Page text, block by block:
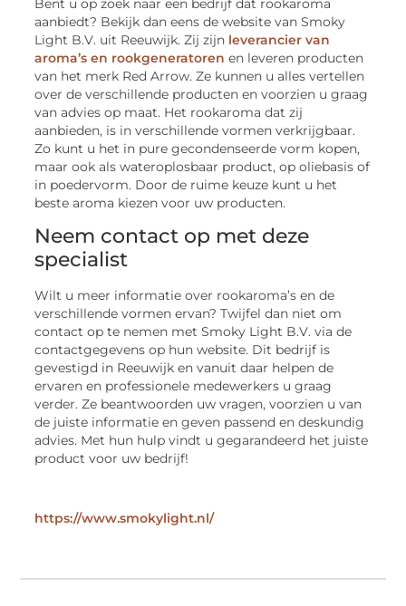
Bent u op zoek naar een bedrijf dat rookaroma
aanbiedt? Bekijk dan eens de website van Smoky
Light B.V. uit Reeuwijk. Zij zijn leverancier van
aroma’s en rookgeneratoren en leveren producten
van het merk Red Arrow. Ze kunnen u alles vertellen
over de verschillende producten en voorzien u graag
van advies op maat. Het rookaroma dat zij
aanbieden, is in verschillende vormen verkrijgbaar.
Zo kunt u het in pure gecondenseerde vorm kopen,
maar ook als wateroplosbaar product, op oliebasis of
in poedervorm. Door de ruime keuze kunt u het
beste aroma kiezen voor uw producten.
Neem contact op met deze
specialist
Wilt u meer informatie over rookaroma’s en de
verschillende vormen ervan? Twijfel dan niet om
contact op te nemen met Smoky Light B.V. via de
contactgegevens op hun website. Dit bedrijf is
gevestigd in Reeuwijk en vanuit daar helpen de
ervaren en professionele medewerkers u graag
verder. Ze beantwoorden uw vragen, voorzien u van
de juiste informatie en geven passend en deskundig
advies. Met hun hulp vindt u gegarandeerd het juiste
product voor uw bedrijf!
https://www.smokylight.nl/